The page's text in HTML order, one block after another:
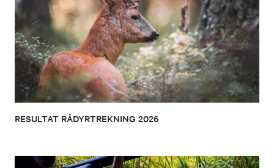
RESULTAT RÅDYRTREKNING 2026